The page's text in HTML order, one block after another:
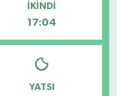
İKINDI
17:04
YATSI